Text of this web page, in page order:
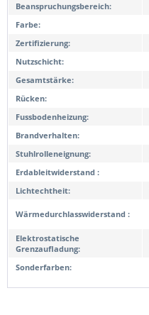
Beanspruchungsbereich:
Farbe:
Zertifizierung:
Nutzschicht:
Gesamtstärke:
Rücken:
Fussbodenheizung:
Brandverhalten:
Stuhlrolleneignung:
Erdableitwiderstand :
Lichtechtheit:
Wärmedurchlasswiderstand :
Elektrostatische
Grenzaufladung:
Sonderfarben: